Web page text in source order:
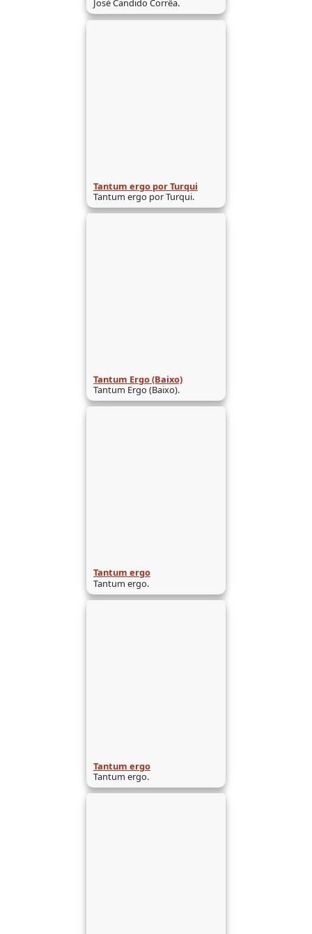
José Candido Corrêa.
Tantum ergo por Turqui
Tantum ergo por Turqui.
Tantum Ergo (Baixo)
Tantum Ergo (Baixo).
Tantum ergo
Tantum ergo.
Tantum ergo
Tantum ergo.